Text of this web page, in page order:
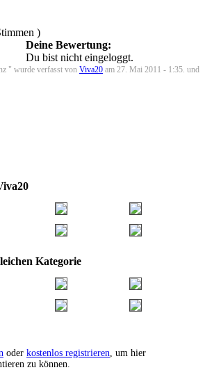
)
Deine Bewertung:
Du bist nicht eingeloggt.
" wurde verfasst von Viva20 am 27. Mai 2011 - 1:35. und
Kategorie
oder kostenlos registrieren , um hier
zu können.